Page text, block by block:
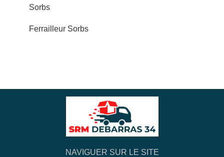
Sorbs
Ferrailleur Sorbs
NAVIGUER SUR LE SITE